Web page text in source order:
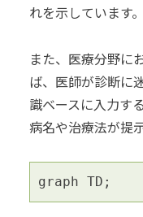
れを示しています。
また、医療分野に
ば、医師が診断に
識ベースに入力す
病名や治療法が提
graph TD;